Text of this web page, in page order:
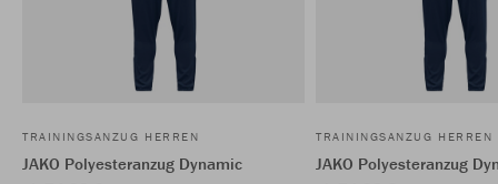
TRAININGSANZUG HERREN
JAKO Polyesteranzug Dynamic
TRAININGSANZUG HERREN
JAKO Polyesteranzug